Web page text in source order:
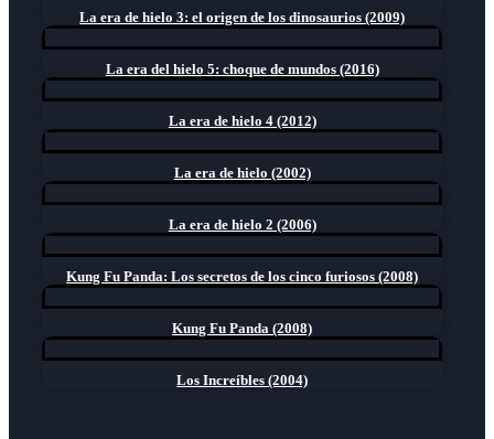
La era de hielo 3: el origen de los dinosaurios (2009)
La era del hielo 5: choque de mundos (2016)
La era de hielo 4 (2012)
La era de hielo (2002)
La era de hielo 2 (2006)
Kung Fu Panda: Los secretos de los cinco furiosos (2008)
Kung Fu Panda (2008)
Los Increíbles (2004)